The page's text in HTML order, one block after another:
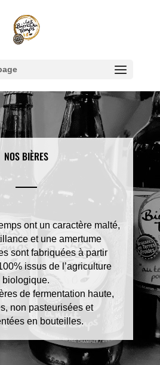
NOS BIÈRES
ont un caractère malté,
et une amertume
sont fabriquées à partir
issus de l’agriculture
biologique.
de fermentation haute,
non pasteurisées et
en bouteilles.